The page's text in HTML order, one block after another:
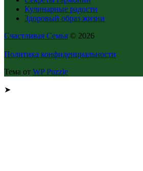
Кулинарные радости
Здоровый образ жизни
Счастливая Семья © 2026
Политика конфиденциальности
Тема от WP Puzzle
➤